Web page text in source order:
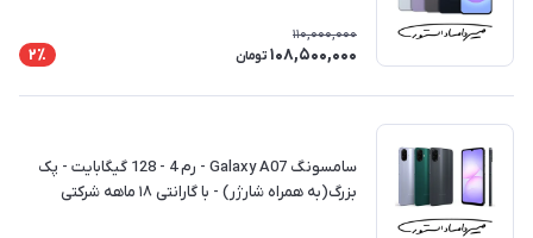
110,000,000
108,500,000 تومان 2٪
سامسونگ Galaxy A07 - رم 4 - 128 گیگابایت - پک
بزرگ(به همراه شارژر) - با گارانتی ۱۸ ماهه شرکتی